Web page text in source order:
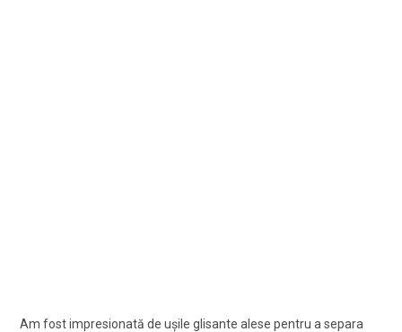
Am fost impresionată de uşile glisante alese pentru a separa